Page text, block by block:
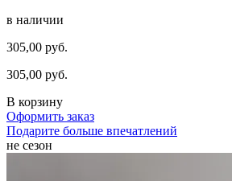
в наличии
305,00 руб.
305,00 руб.
В корзину
Оформить заказ
Подарите больше впечатлений
не сезон